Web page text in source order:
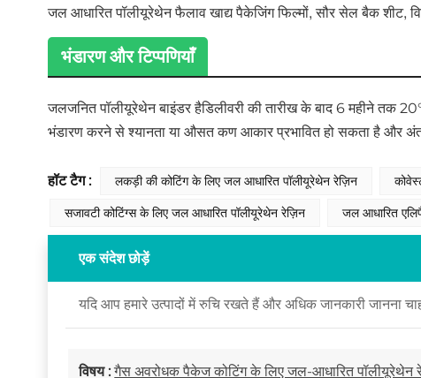
जल आधारित पॉलीयूरेथेन फैलाव खाद्य पैकेजिंग फिल्मों, सौर सेल बैक शीट,
भंडारण और टिप्पणियाँ
जलजनित पॉलीयूरेथेन बाइंडरहैडिलीवरी की तारीख के बाद 6 महीने तक
भंडारण करने से श्यानता या औसत कण आकार प्रभावित हो सकता है और
हॉट टैग : लकड़ी की कोटिंग के लिए जल आधारित पॉलीयूरेथेन रेज़िन
सजावटी कोटिंग्स के लिए जल आधारित पॉलीयूरेथेन रेज़िन
जल आधारित
एक संदेश छोड़ें
यदि आप हमारे उत्पादों में रुचि रखते हैं और अधिक जानकारी जानना
विषय :गैस अवरोधक पैकेज कोटिंग के लिए जल-आधारित पॉलीयूरेथेन